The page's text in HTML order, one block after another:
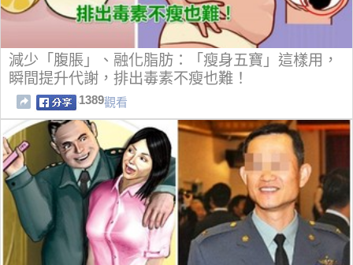
減少「腹脹」、融化脂肪：「瘦身五寶」這樣用，
瞬間提升代謝，排出毒素不瘦也難！
1389觀看